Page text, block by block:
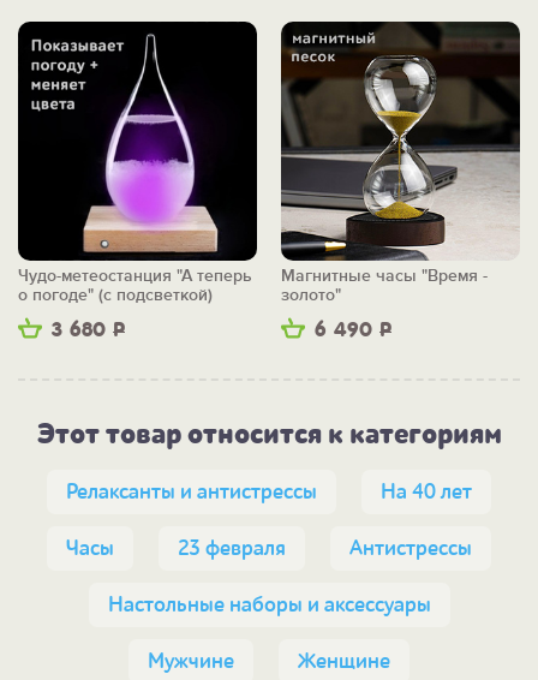
3 680 Р
Чудо-метеостанция "А теперь
о погоде" (с подсветкой)
6 490 Р
Магнитные часы "Время -
золото"
Этот товар относится к категориям
Релаксанты и антистрессы На 40 лет
Часы 23 февраля Антистрессы
Настольные наборы и аксессуары
Мужчине Женщине